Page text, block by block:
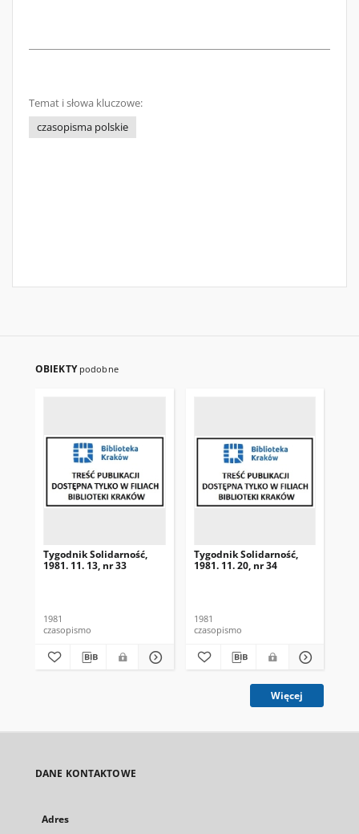
Temat i słowa kluczowe:
czasopisma polskie
OBIEKTY podobne
Tygodnik Solidarność,
1981. 11. 13, nr 33
1981
czasopismo
Tygodnik Solidarność,
1981. 11. 20, nr 34
1981
czasopismo
Więcej
DANE KONTAKTOWE
Adres